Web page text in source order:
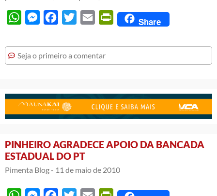
WhatsAppMessengerFacebook
Twitter Email PrintFriendly
Share
Seja o primeiro a comentar
PINHEIRO AGRADECE APOIO DA BANCADA
ESTADUAL DO PT
Pimenta Blog - 11 de maio de 2010